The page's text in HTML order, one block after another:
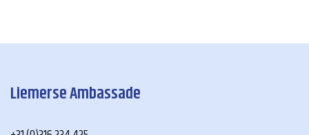
Liemerse Ambassade